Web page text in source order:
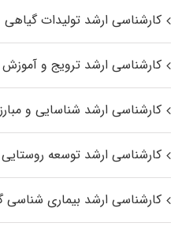
کارشناسی ارشد تولیدات گیاهی
کارشناسی ارشد ترویج و
کارشناسی ارشد شناسایی و
کارشناسی ارشد توسعه روستایی
کارشناسی ارشد بیماری‌ شناسی